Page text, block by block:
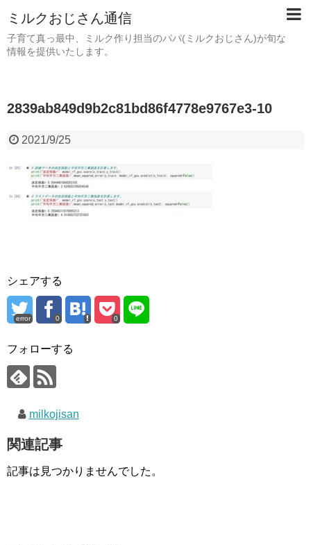
ミルクおじさん通信
子育て真っ最中、ミルク作り担当のパパ(ミルクおじさん)が旬な
情報を提供いたします。
2839ab849d9b2c81bd86f4778e9767e3-10
2021/9/25
シェアする
error 0 0
フォローする
milkojisan
関連記事
記事は見つかりませんでした。